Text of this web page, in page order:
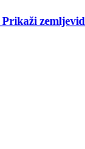
Prikaži zemljevid